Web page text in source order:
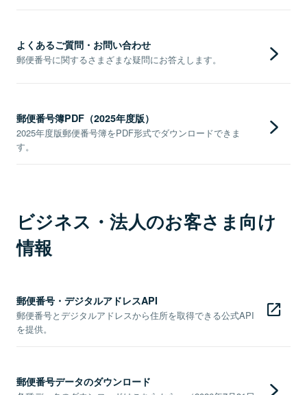
よくあるご質問・お問い合わせ
郵便番号に関するさまざまな疑問にお答えします。
郵便番号簿PDF（2025年度版）
2025年度版郵便番号簿をPDF形式でダウンロードできま
す。
ビジネス・法人のお客さま向け
情報
郵便番号・デジタルアドレスAPI
郵便番号とデジタルアドレスから住所を取得できる公式API
を提供。
郵便番号データのダウンロード